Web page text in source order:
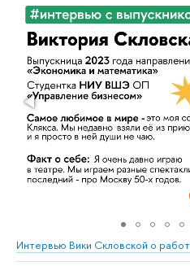
Интервью Вики Скловской о